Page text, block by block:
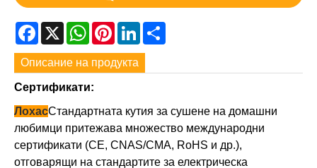
Facebook
X WhatsApp
PinterestLinkedIn
Описание на продукта
Сертификати:
ЛохасСтандартната кутия за сушене на домашни
любимци притежава множество международни
сертификати (CE, CNAS/CMA, RoHS и др.),
отговарящи на стандартите за електрическа